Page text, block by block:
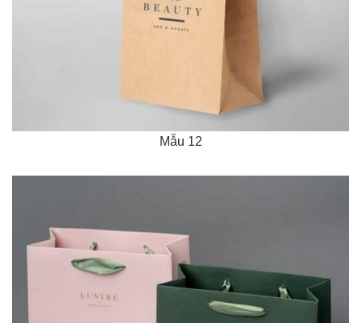
Mẫu 12